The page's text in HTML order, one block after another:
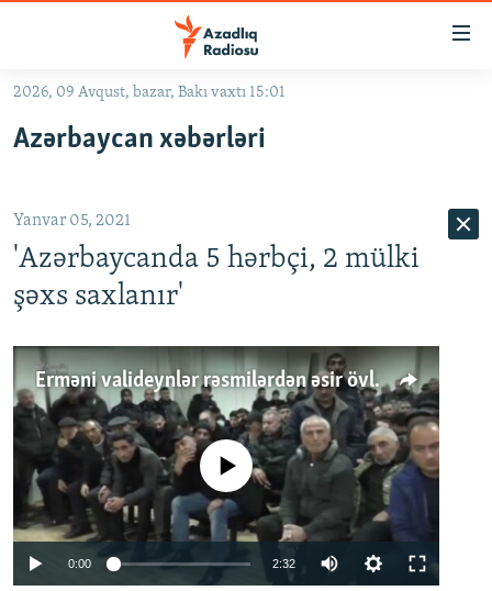
Əsas
qayıt
qayıt
Axtarışa
FƏRQƏ BAX
QANUNI DOĞRU
ARAŞDIRMA
MULTIMEDIA
VIDEO
FOTOQALEREYA
İNFOQRAFIKA
KARIKATURA
RADIO ARXIV
OXU ZALI
AZƏRBAYCAN ƏDƏBIYYATI KITABXANASI
İSLAM VƏ DEMOKRATIYA
HAQQIMIZDA
MISSIYAMIZ
PEŞƏ ETIKASI VƏ JURNALISTIKA STANDARTLARIMIZ
BIZI IZLƏ
2026, 09 Avqust, bazar, Bakı vaxtı 15:01
Azərbaycan xəbərləri
Yanvar 05, 2021
'Azərbaycanda 5 hərbçi, 2 mülki
şəxs saxlanır'
Erməni valideynlər rəsmilərdən əsir övladlarının qaytarılmasını tələb edirlər
No media source currently available
0:00 2:32